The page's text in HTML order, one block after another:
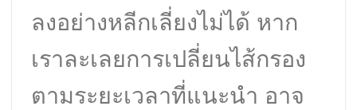
ลงอย่างหลีกเลี่ยงไม่ได้ หาก
เราละเลยการเปลี่ยนไส้กรอง
ตามระยะเวลาที่แนะนำ อาจ